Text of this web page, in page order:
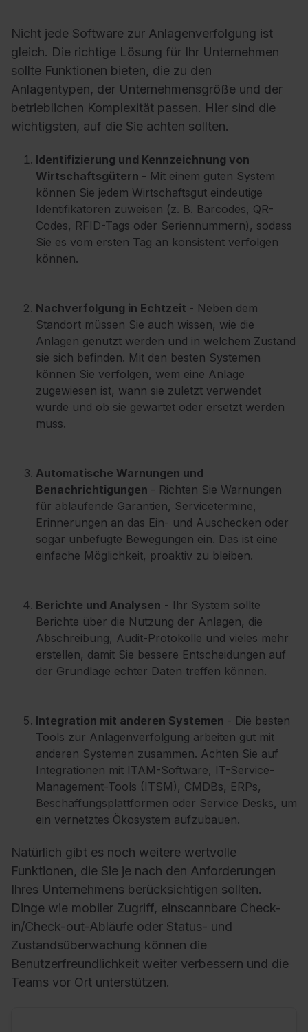
Nicht jede Software zur Anlagenverfolgung ist
gleich. Die richtige Lösung für Ihr Unternehmen
sollte Funktionen bieten, die zu den
Anlagentypen, der Unternehmensgröße und der
betrieblichen Komplexität passen. Hier sind die
wichtigsten, auf die Sie achten sollten.
Identifizierung und Kennzeichnung von
Wirtschaftsgütern - Mit einem guten System
können Sie jedem Wirtschaftsgut eindeutige
Identifikatoren zuweisen (z. B. Barcodes, QR-
Codes, RFID-Tags oder Seriennummern), sodass
Sie es vom ersten Tag an konsistent verfolgen
können.
Nachverfolgung in Echtzeit - Neben dem
Standort müssen Sie auch wissen, wie die
Anlagen genutzt werden und in welchem Zustand
sie sich befinden. Mit den besten Systemen
können Sie verfolgen, wem eine Anlage
zugewiesen ist, wann sie zuletzt verwendet
wurde und ob sie gewartet oder ersetzt werden
muss.
Automatische Warnungen und
Benachrichtigungen - Richten Sie Warnungen
für ablaufende Garantien, Servicetermine,
Erinnerungen an das Ein- und Auschecken oder
sogar unbefugte Bewegungen ein. Das ist eine
einfache Möglichkeit, proaktiv zu bleiben.
Berichte und Analysen - Ihr System sollte
Berichte über die Nutzung der Anlagen, die
Abschreibung, Audit-Protokolle und vieles mehr
erstellen, damit Sie bessere Entscheidungen auf
der Grundlage echter Daten treffen können.
Integration mit anderen Systemen - Die besten
Tools zur Anlagenverfolgung arbeiten gut mit
anderen Systemen zusammen. Achten Sie auf
Integrationen mit ITAM-Software, IT-Service-
Management-Tools (ITSM), CMDBs, ERPs,
Beschaffungsplattformen oder Service Desks, um
ein vernetztes Ökosystem aufzubauen.
Natürlich gibt es noch weitere wertvolle
Funktionen, die Sie je nach den Anforderungen
Ihres Unternehmens berücksichtigen sollten.
Dinge wie mobiler Zugriff, einscannbare Check-
in/Check-out-Abläufe oder Status- und
Zustandsüberwachung können die
Benutzerfreundlichkeit weiter verbessern und die
Teams vor Ort unterstützen.